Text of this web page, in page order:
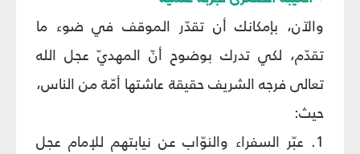
والآن، بإمكانك أن تقدّر الموقف في ضوء ما
تقدّم، لكي تدرك بوضوح أنّ المهديّ عجل الله
تعالى فرجه الشريف حقيقة عاشتها أمّة من الناس،
حيث:
1. عبّر السفراء والنوّاب عن نيابتهم للإمام عجل